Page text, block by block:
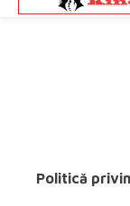
Politică